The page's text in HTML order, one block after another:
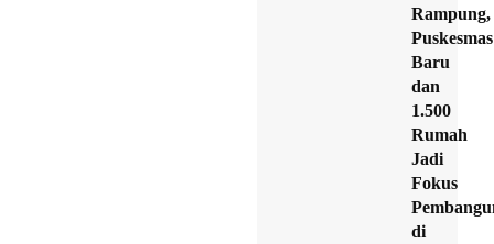
Rampung,
Puskesmas
Baru
dan
1.500
Rumah
Jadi
Fokus
di